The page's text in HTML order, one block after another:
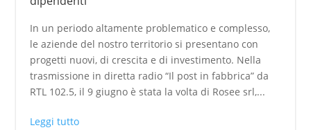
In un periodo altamente problematico e complesso,
le aziende del nostro territorio si presentano con
progetti nuovi, di crescita e di investimento. Nella
trasmissione in diretta radio “Il post in fabbrica” da
RTL 102.5, il 9 giugno è stata la volta di Rosee srl,...
Leggi tutto